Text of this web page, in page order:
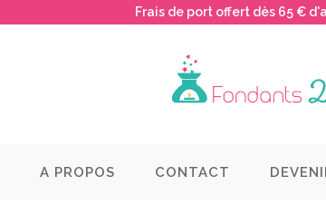
Frais de port offert dès 65 €
A PROPOS CONTACT